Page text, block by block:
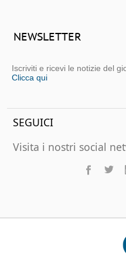
NEWSLETTER
Iscriviti e ricevi le notizie del
Clicca qui
SEGUICI
Visita i nostri social